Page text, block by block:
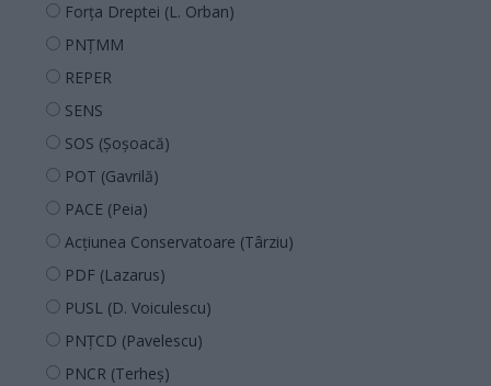
Forța Dreptei (L. Orban)
PNȚMM
REPER
SENS
SOS (Șoșoacă)
POT (Gavrilă)
PACE (Peia)
Acțiunea Conservatoare (Târziu)
PDF (Lazarus)
PUSL (D. Voiculescu)
PNȚCD (Pavelescu)
PNCR (Terheș)